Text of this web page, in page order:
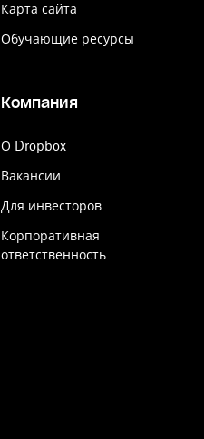
Карта сайта
Обучающие ресурсы
Компания
О Dropbox
Вакансии
Для инвесторов
Корпоративная
ответственность